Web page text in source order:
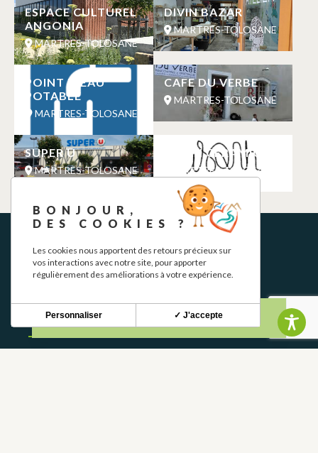
ESPACE CULTUREL
ANGONIA
MARTRES-TOLOSANE
DIVIN BAZAR
MARTRES-TOLOSANE
POINT D’EAU
POTABLE
MARTRES-TOLOSANE
CAFE DU VERBE
MARTRES-TOLOSANE
SUPER U
MARTRES-TOLOSANE
ISQAH CÉRAMIQUE
MARTRES-TOLOSANE
NEWSLETTER
BONJOUR,
DES COOKIES ?
Les cookies nous apportent des retours précieux sur
vos interactions avec notre site, pour apporter
régulièrement des améliorations à votre expérience.
✓ J'accepte
Personnaliser